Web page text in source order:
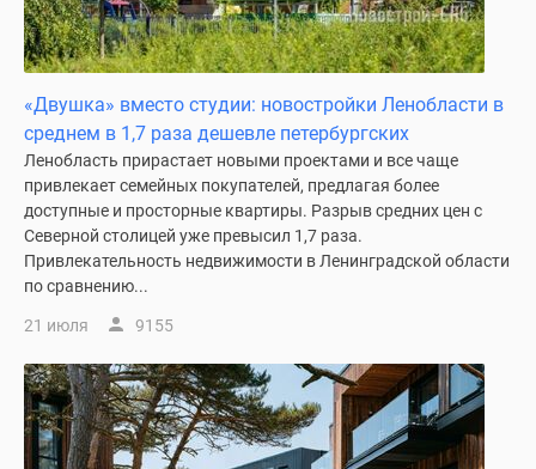
«Двушка» вместо студии: новостройки Ленобласти в
среднем в 1,7 раза дешевле петербургских
Ленобласть прирастает новыми проектами и все чаще
привлекает семейных покупателей, предлагая более
доступные и просторные квартиры. Разрыв средних цен с
Северной столицей уже превысил 1,7 раза.
Привлекательность недвижимости в Ленинградской области
по сравнению...
21 июля 9155